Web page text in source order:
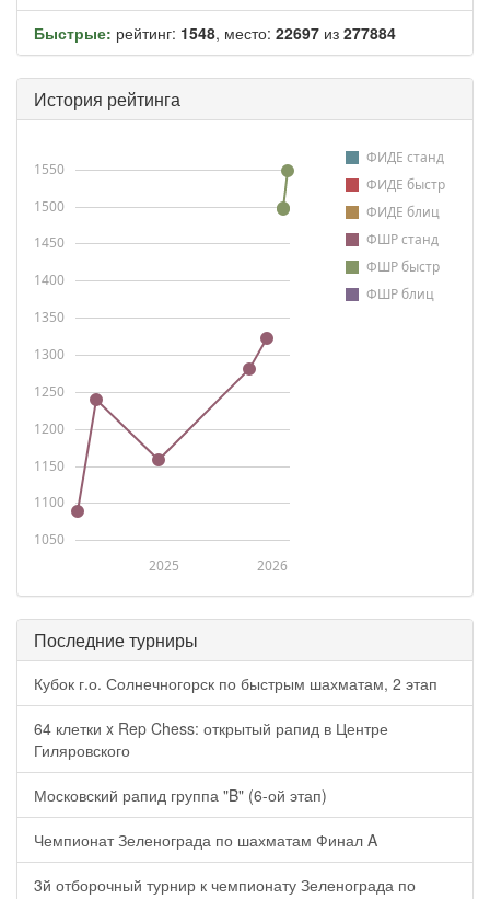
Быстрые: рейтинг: 1548, место: 22697 из 277884
История рейтинга
ФИДЕ станд
ФИДЕ быстр
ФИДЕ блиц
ФШР станд
ФШР быстр
ФШР блиц
2025 2026
1050
1100
1150
1200
1250
1300
1350
1400
1450
1500
1550
Последние турниры
Кубок г.о. Солнечногорск по быстрым шахматам, 2 этап
64 клетки x Rep Chess: открытый рапид в Центре
Гиляровского
Московский рапид группа "B" (6-ой этап)
Чемпионат Зеленограда по шахматам Финал A
3й отборочный турнир к чемпионату Зеленограда по